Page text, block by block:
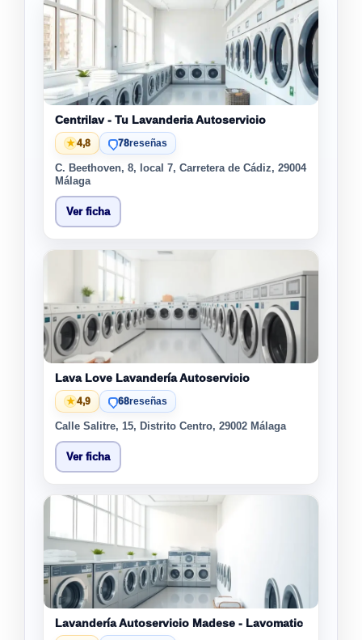
Centrilav - Tu Lavanderia Autoservicio
★4,8 78reseñas
C. Beethoven, 8, local 7, Carretera de Cádiz, 29004
Málaga
Ver ficha
Lava Love Lavandería Autoservicio
★4,9 68reseñas
Calle Salitre, 15, Distrito Centro, 29002 Málaga
Ver ficha
Lavandería Autoservicio Madese - Lavomatic